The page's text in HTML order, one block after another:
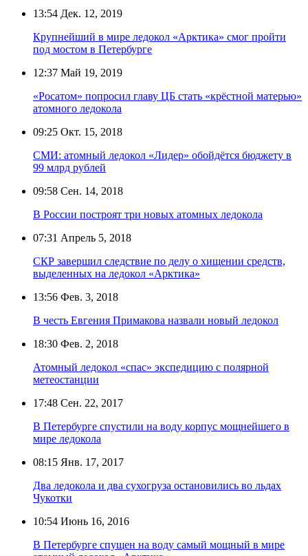
13:54 Дек. 12, 2019
Крупнейший в мире ледокол «Арктика» смог пройти
под мостом в Петербурге
12:37 Май 19, 2019
«Росатом» попросил главу ЦБ стать «крёстной матерью»
атомного ледокола
09:25 Окт. 15, 2018
СМИ: атомный ледокол «Лидер» обойдётся бюджету в
99 млрд рублей
09:58 Сен. 14, 2018
В России построят три новых атомных ледокола
07:31 Апрель 5, 2018
СКР завершил следствие по делу о хищении средств,
выделенных на ледокол «Арктика»
13:56 Фев. 3, 2018
В честь Евгения Примакова назвали новый ледокол
18:30 Фев. 2, 2018
Атомный ледокол «спас» экспедицию с полярной
метеостанции
17:48 Сен. 22, 2017
В Петербурге спустили на воду корпус мощнейшего в
мире ледокола
08:15 Янв. 17, 2017
Два ледокола и два сухогруза остановились во льдах
Чукотки
10:54 Июнь 16, 2016
В Петербурге спущен на воду самый мощный в мире